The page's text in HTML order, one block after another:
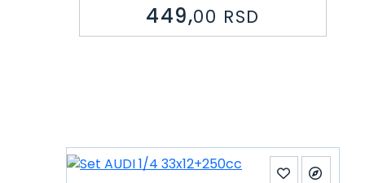
449,00 RSD